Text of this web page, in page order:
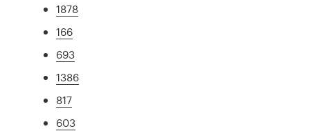
1878
166
693
1386
817
603